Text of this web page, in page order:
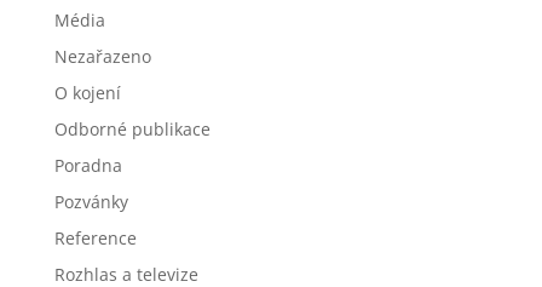
Média
Nezařazeno
O kojení
Odborné publikace
Poradna
Pozvánky
Reference
Rozhlas a televize